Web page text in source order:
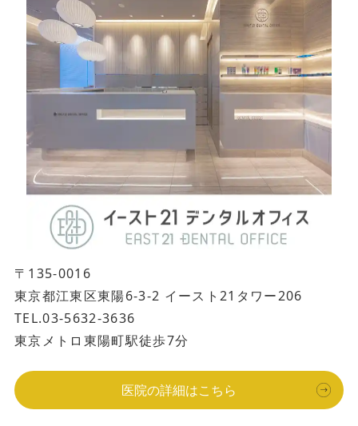
〒135-0016
東京都江東区東陽6-3-2 イースト21タワー206
TEL.03-5632-3636
東京メトロ東陽町駅徒歩7分
医院の詳細はこちら